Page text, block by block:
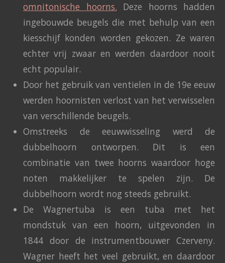
omnitonische hoorns. Deze hoorns hadden
ingebouwde beugels die met behulp van een
kiesschijf konden worden gekozen. Ze waren
echter vrij zwaar en werden daardoor nooit
echt populair.
Door het gebruik van ventielen in de 19e eeuw
werden hoornisten verlost van het verwisselen
van verschillende beugels.
Omstreeks de eeuwwisseling werd de
dubbelhoorn ontworpen. Dit is een
combinatie van twee hoorns waardoor hoge
noten makkelijker te spelen zijn. De
dubbelhoorn wordt nog steeds gebruikt.
De Wagnertuba is een tuba met het
mondstuk van een hoorn, uitgevonden in
1844 door de instrumentbouwer Czerveny.
Wagner heeft het veel gebruikt, en daardoor